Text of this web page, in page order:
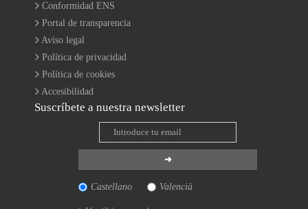
Conformidad ENS
Portal de transparencia
Aviso legal
Política de privacidad
Política de cookies
Accesibilidad
Suscríbete a nuestra newsletter
Castellano Valencià